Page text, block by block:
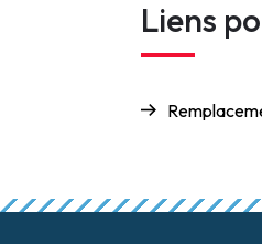
Liens